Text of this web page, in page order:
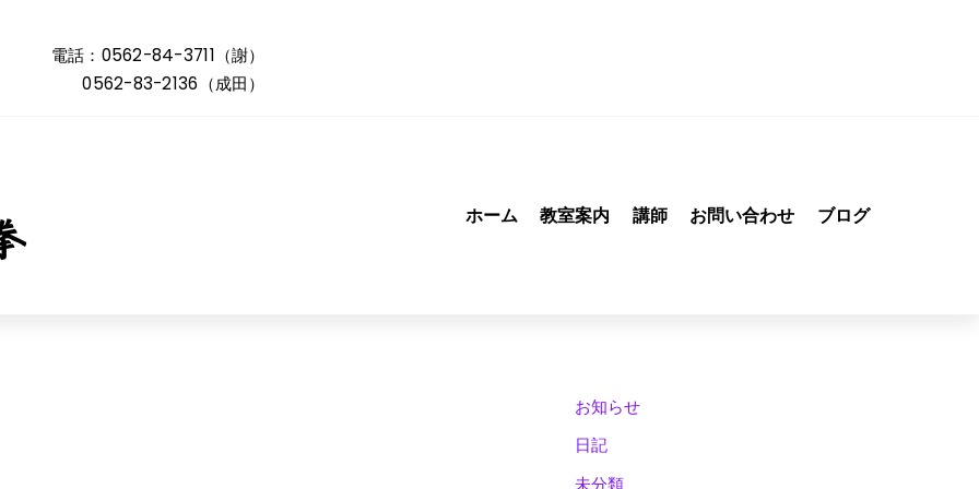
電話：0562-84-3711（謝）
0562-83-2136（成田）
ホーム 教室案内 講師 お問い合わせ ブログ
お知らせ
日記
未分類